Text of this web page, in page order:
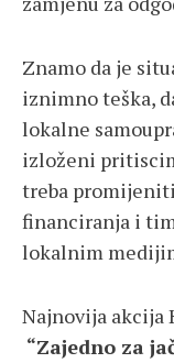
Znamo da je
iznimno teška,
lokalne
izloženi
treba
financiranja i
lokalnim
Najnovija akcija
“Zajedno za